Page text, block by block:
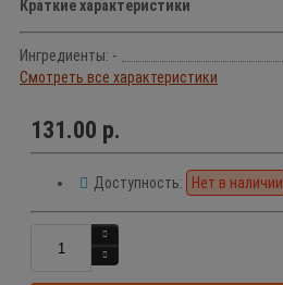
Краткие характеристики
Ингредиенты: -
Смотреть все характеристики
131.00 р.
Доступность: Нет в наличии